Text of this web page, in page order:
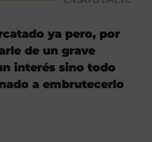
ya pero, por
de un grave
interés sino todo
a embrutecerlo